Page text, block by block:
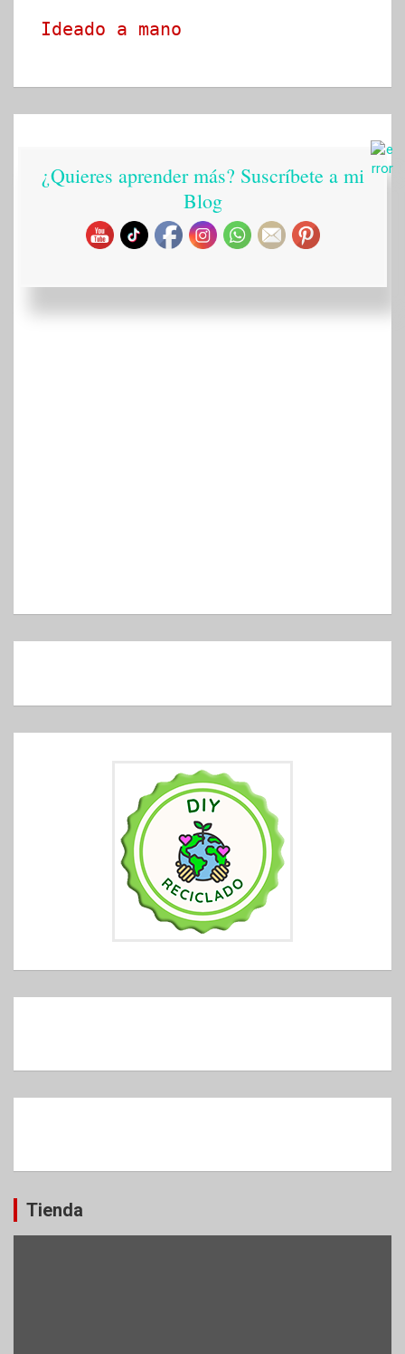
Ideado a mano
Tienda
¿Quieres aprender más? Suscríbete a mi
Blog